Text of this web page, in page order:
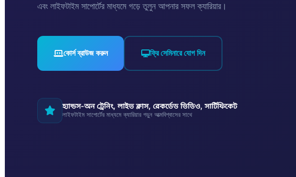
এবং লাইফটাইম সাপোর্টের মাধ্যমে গড়ে তুলুন আপনার সফল ক্যারিয়ার।
কোর্স ব্রাউজ করুন ফ্রি সেমিনারে যোগ দিন
হ্যান্ডস-অন ট্রেনিং, লাইভ ক্লাস, রেকর্ডেড ভিডিও, সার্টিফিকেট
লাইফটাইম সাপোর্টের মাধ্যমে ক্যারিয়ার গড়ুন আত্মবিশ্বাসের সাথে